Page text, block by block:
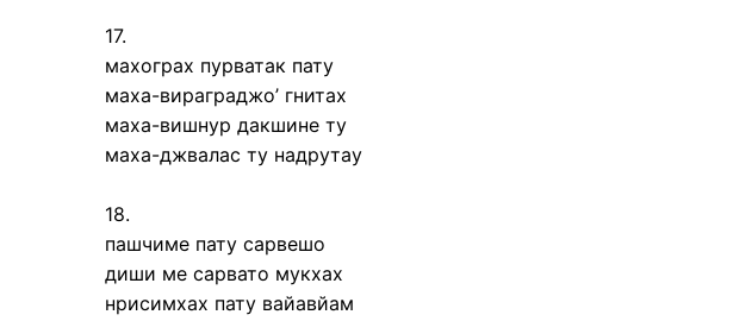
17.
махограх пурватак пату
маха-вираграджо’ гнитах
маха-вишнур дакшине ту
маха-джвалас ту надрутау
18.
пашчиме пату сарвешо
диши ме сарвато мукхах
нрисимхах пату вайавйам